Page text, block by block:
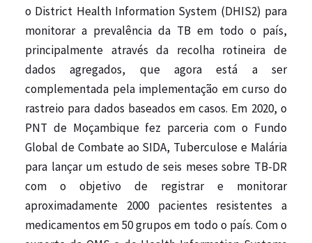
o District Health Information System (DHIS2) para
monitorar a prevalência da TB em todo o país,
principalmente através da recolha rotineira de
dados agregados, que agora está a ser
complementada pela implementação em curso do
rastreio para dados baseados em casos. Em 2020, o
PNT de Moçambique fez parceria com o Fundo
Global de Combate ao SIDA, Tuberculose e Malária
para lançar um estudo de seis meses sobre TB-DR
com o objetivo de registrar e monitorar
aproximadamente 2000 pacientes resistentes a
medicamentos em 50 grupos em todo o país. Com o